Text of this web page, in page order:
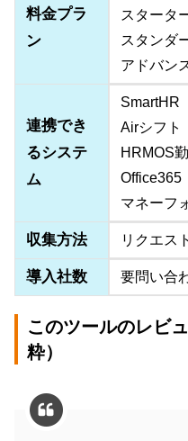
料金プラ
ン
スタータ
スタンダ
アドバン
連携でき
るシステ
ム
SmartHR
Airシフト
HRMOS
Office365
マネーフ
収集方法 リクエス
導入社数 要問い合
このツールのレビ
粋）